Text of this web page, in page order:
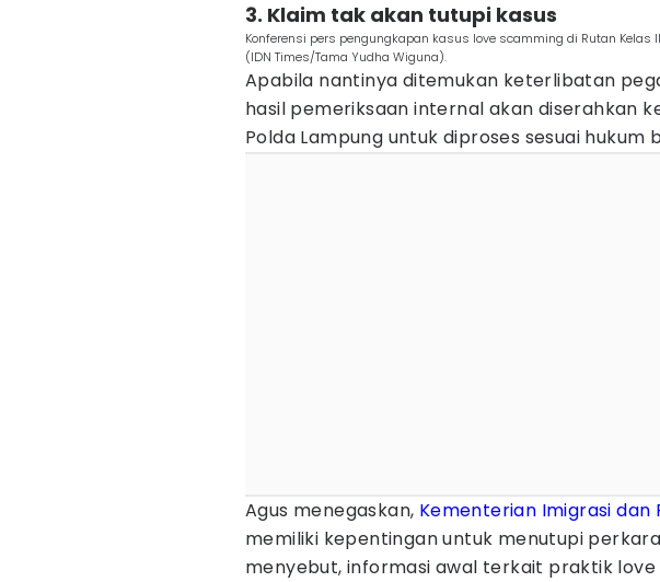
3. Klaim tak akan tutupi kasus
Konferensi pers pengungkapan kasus love scamming di Rutan Kelas
(IDN Times/Tama Yudha Wiguna).
Apabila nantinya ditemukan keterlibatan
hasil pemeriksaan internal akan diserahkan
Polda Lampung untuk diproses sesuai hukum
Agus menegaskan, Kementerian Imigrasi dan
memiliki kepentingan untuk menutupi
menyebut, informasi awal terkait praktik love